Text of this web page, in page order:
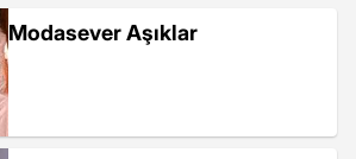
Modasever Aşıklar